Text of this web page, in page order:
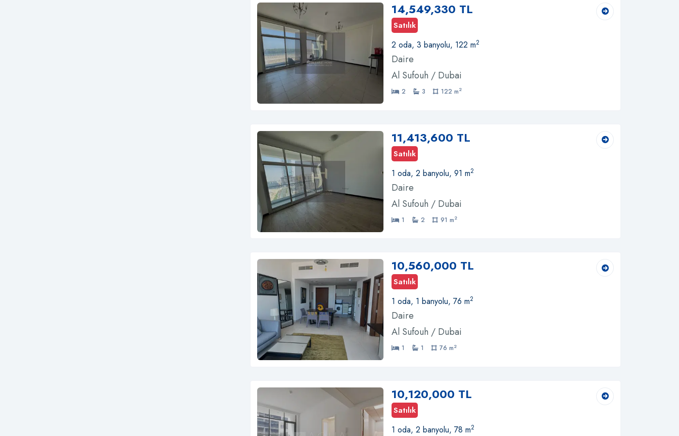
14,549,330 TL
Satılık
2 oda, 3 banyolu, 122 m2
Daire
Al Sufouh / Dubai
2 3 122 m2
11,413,600 TL
Satılık
1 oda, 2 banyolu, 91 m2
Daire
Al Sufouh / Dubai
1 2 91 m2
10,560,000 TL
Satılık
1 oda, 1 banyolu, 76 m2
Daire
Al Sufouh / Dubai
1 1 76 m2
10,120,000 TL
Satılık
1 oda, 2 banyolu, 78 m2